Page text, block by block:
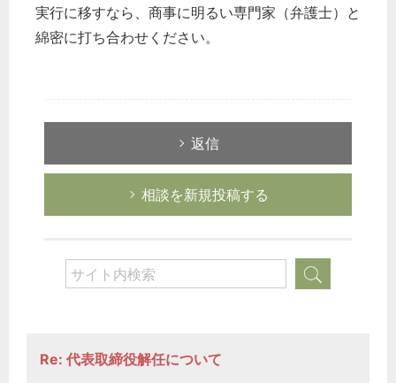
実行に移すなら、商事に明るい専門家（弁護士）と
綿密に打ち合わせください。
返信
相談を新規投稿する
Re: 代表取締役解任について